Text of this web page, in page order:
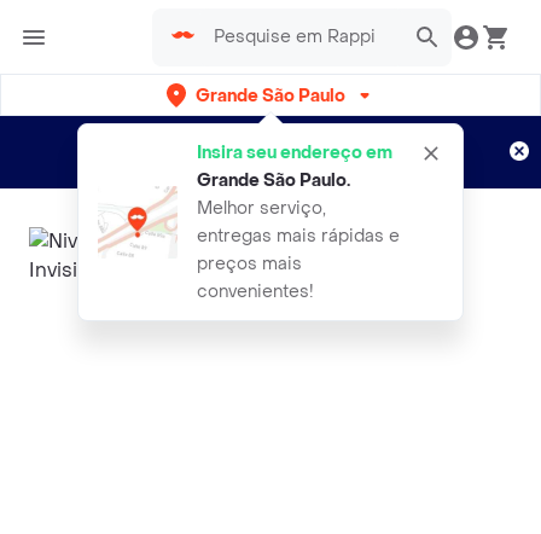
Grande São Paulo
Insira seu endereço em
Grande São Paulo.
Melhor serviço,
entregas mais rápidas e
preços mais
convenientes!
Entregas grátis por 15 dias!
Aplicam T&C